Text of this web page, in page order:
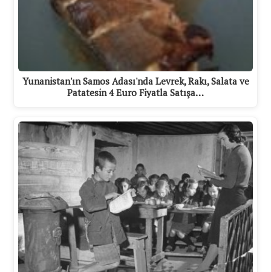
Yunanistan'ın Samos Adası'nda Levrek, Rakı, Salata ve
Patatesin 4 Euro Fiyatla Satışa…